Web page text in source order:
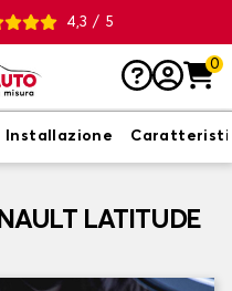
4,3 / 5
0
Installazione
LATITUDE